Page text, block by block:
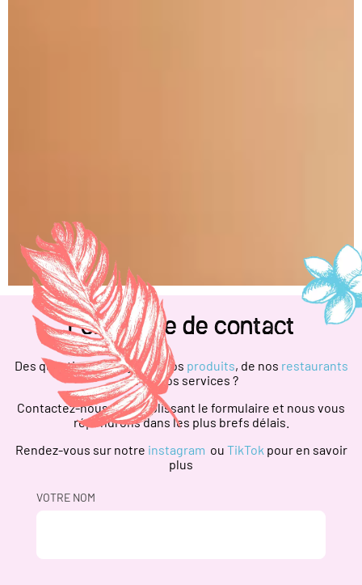
Formulaire de contact
Des questions au sujet de nos produits, de nos restaurants
ou de nos services ?
Contactez-nous en remplissant le formulaire et nous vous
répondrons dans les plus brefs délais.
Rendez-vous sur notre instagram ou TikTok pour en savoir
plus
VOTRE NOM